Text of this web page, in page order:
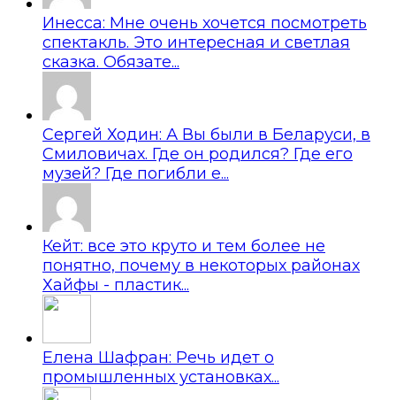
Инесса: Мне очень хочется посмотреть
спектакль. Это интересная и светлая
сказка. Обязате...
Сергей Ходин: А Вы были в Беларуси, в
Смиловичах. Где он родился? Где его
музей? Где погибли е...
Кейт: все это круто и тем более не
понятно, почему в некоторых районах
Хайфы - пластик...
Елена Шафран: Речь идет о
промышленных установках...